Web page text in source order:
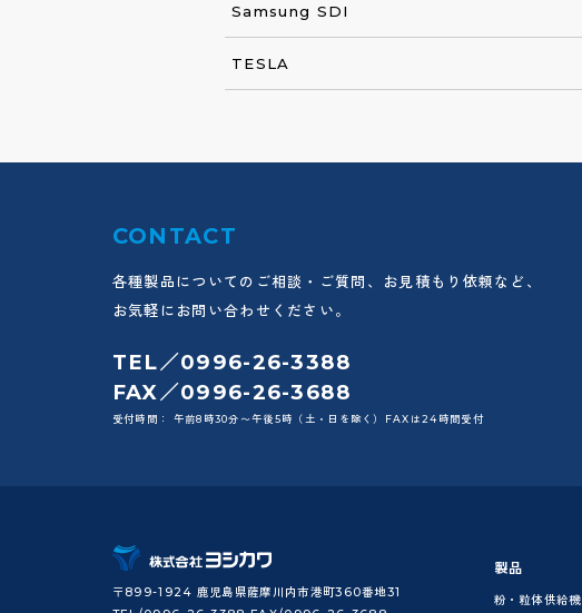
Samsung SDI
TESLA
CONTACT
各種製品についてのご相談・ご質問、お見積もり依頼など、
お気軽にお問い合わせください。
TEL／0996-26-3388
FAX／0996-26-3688
受付時間： 午前8時30分〜午後5時（土・日を除く）FAXは24時間受付
〒899-1924 鹿児島県薩摩川内市港町360番地31
製品
粉・粒体供給機